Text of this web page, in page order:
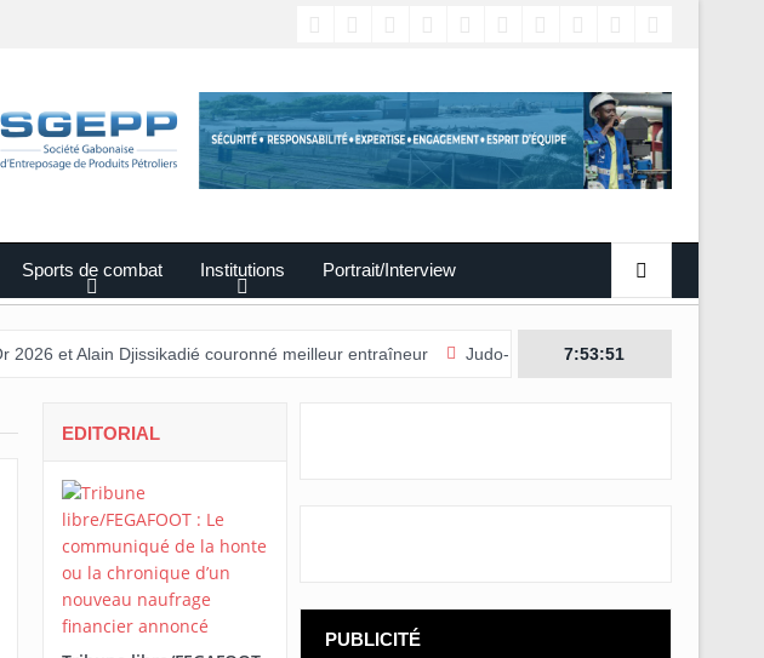
Sports de combat Institutions Portrait/Interview
Djissikadié couronné meilleur entraîneur Judo-Port-Gentil/L’édition 2026 du Tournoi
7:53:52
EDITORIAL
PUBLICITÉ